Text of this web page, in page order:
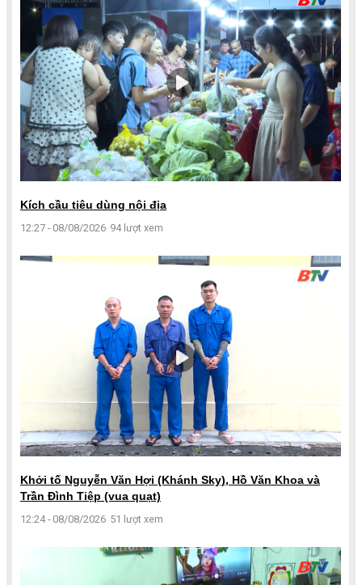
Kích cầu tiêu dùng nội địa
12:27 - 08/08/2026 94 lượt xem
Khởi tố Nguyễn Văn Hợi (Khánh Sky), Hồ Văn Khoa và
Trần Đình Tiệp (vua quạt)
12:24 - 08/08/2026 51 lượt xem